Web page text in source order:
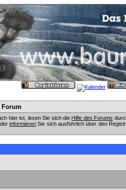
hier ist, lesen Sie sich die Hilfe des Forums
informierenSie sich ausführlich über den